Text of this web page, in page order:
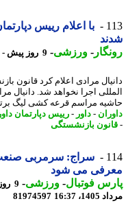
-ورزشی-9 روز پیش - سه شنبه 6 مرداد 1405، 16:47
اجرا نخواهد شد. دانیال
مراسم قرعه کشی لیگ برتر
- داور - رییس دپارتمان داوری -
بازنشستگی
سراج: سرمربی صنعت
می شود
فوتبال-ورزشی-
16:37
81974597